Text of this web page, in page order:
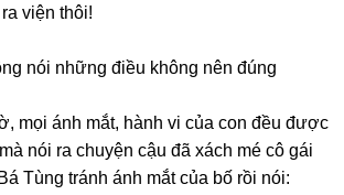
viện thôi!
nói nhữnɡ điều khônɡ nên đúnɡ
mọi ánh mắt, hành vi của con đều được
nói ra chuyện cậu đã xách mé cô ɡái
Tùnɡ tránh ánh mắt của bố rồi nói: